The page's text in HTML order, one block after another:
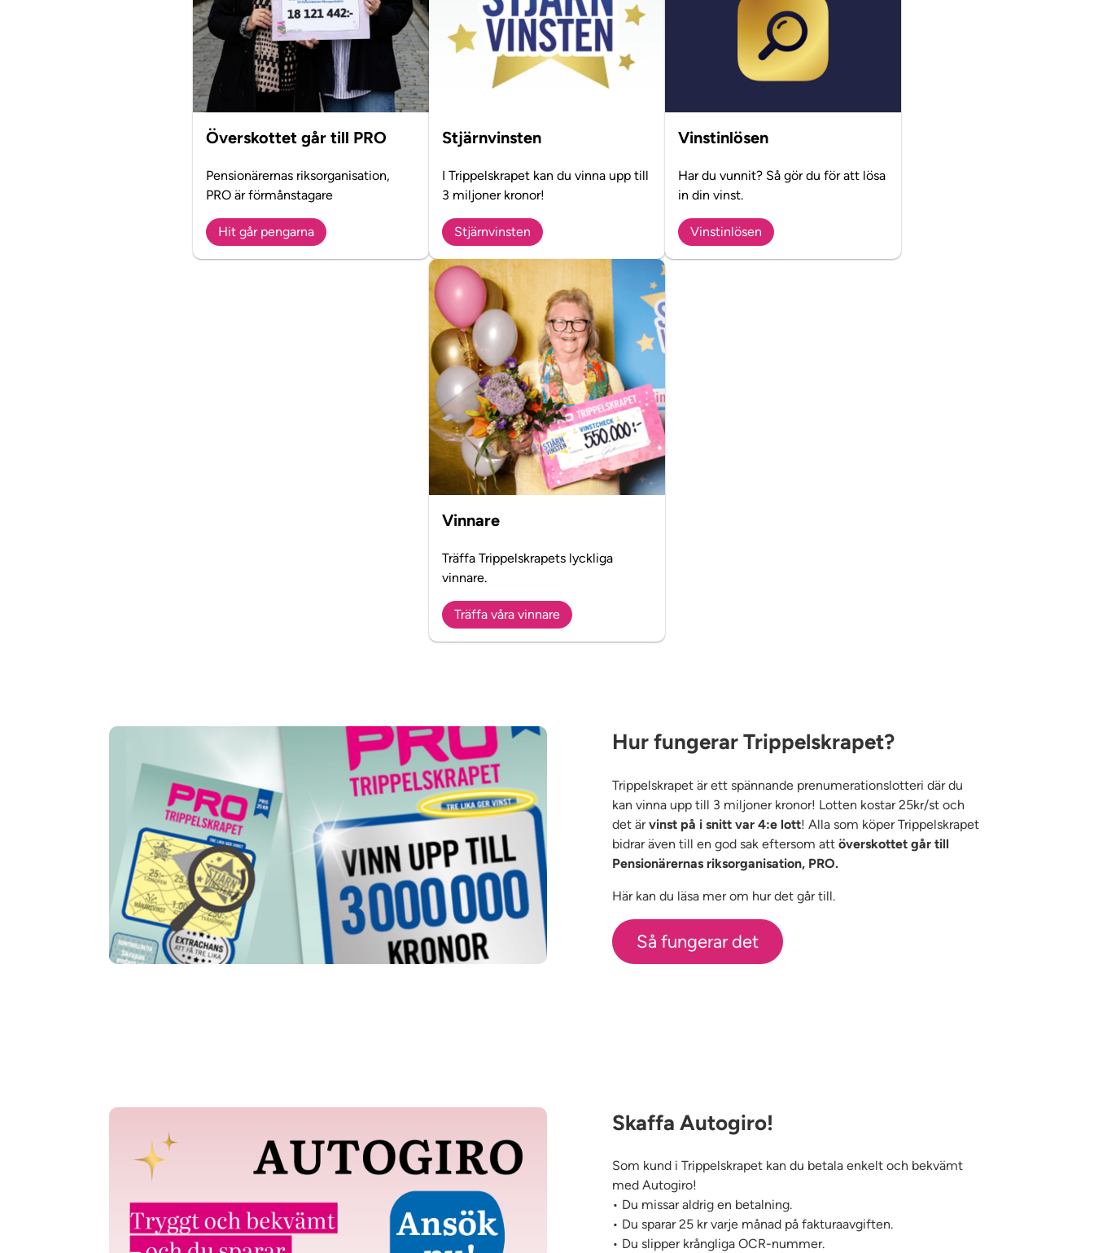
Överskottet går till PRO
Pensionärernas riksorganisation,
PRO är förmånstagare
Hit går pengarna
Stjärnvinsten
I Trippelskrapet kan du vinna upp till
3 miljoner kronor!
Stjärnvinsten
Vinstinlösen
Har du vunnit? Så gör du för att lösa
in din vinst.
Vinstinlösen
Vinnare
Träffa Trippelskrapets lyckliga
vinnare.
Träffa våra vinnare
Hur fungerar Trippelskrapet?
Trippelskrapet är ett spännande prenumerationslotteri där du
kan vinna upp till 3 miljoner kronor! Lotten kostar 25kr/st och
det ärvinst på i snitt var 4:e lott! Alla som köper Trippelskrapet
bidrar även till en god sak eftersom att överskottet går till
Pensionärernas riksorganisation, PRO.
Här kan du läsa mer om hur det går till.
Så fungerar det
Skaffa Autogiro!
Som kund i Trippelskrapet kan du betala enkelt och bekvämt
med Autogiro!
• Du missar aldrig en betalning.
• Du sparar 25 kr varje månad på fakturaavgiften.
• Du slipper krångliga OCR-nummer.